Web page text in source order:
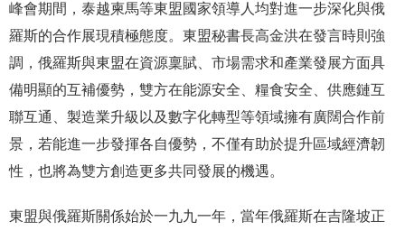
峰會期間，泰越柬馬等東盟國家領導人均對進一步深化與俄
羅斯的合作展現積極態度。東盟秘書長高金洪在發言時則強
調，俄羅斯與東盟在資源稟賦、市場需求和產業發展方面具
備明顯的互補優勢，雙方在能源安全、糧食安全、供應鏈互
聯互通、製造業升級以及數字化轉型等領域擁有廣闊合作前
景，若能進一步發揮各自優勢，不僅有助於提升區域經濟韌
性，也將為雙方創造更多共同發展的機遇。
東盟與俄羅斯關係始於一九九一年，當年俄羅斯在吉隆坡正